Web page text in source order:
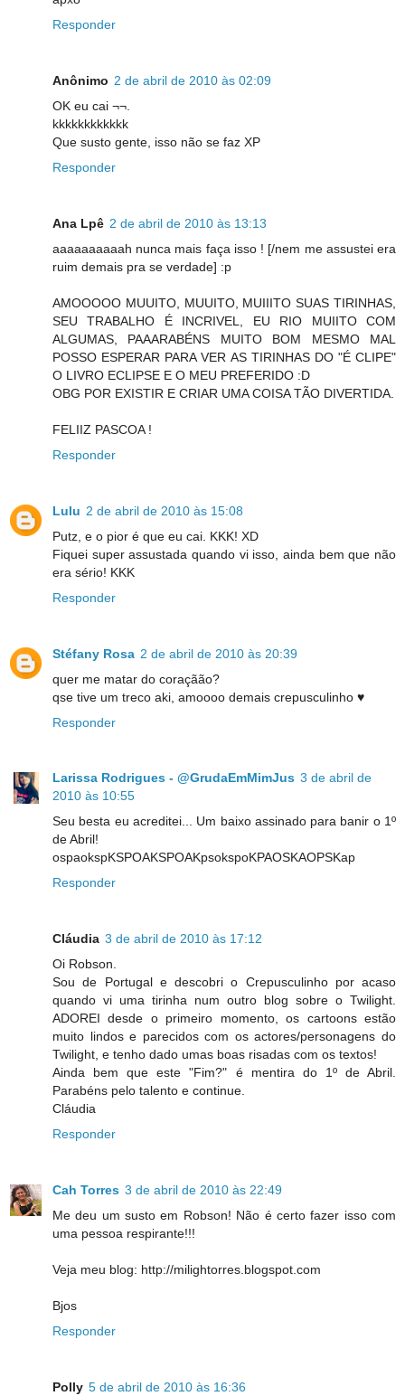
Responder
Anônimo 2 de abril de 2010 às 02:09
OK eu cai ¬¬.
kkkkkkkkkkkk
Que susto gente, isso não se faz XP
Responder
Ana Lpê 2 de abril de 2010 às 13:13
aaaaaaaaaah nunca mais faça isso ! [/nem me assustei era
ruim demais pra se verdade] :p
AMOOOOO MUUITO, MUUITO, MUIIITO SUAS TIRINHAS,
SEU TRABALHO É INCRIVEL, EU RIO MUIITO COM
ALGUMAS, PAAARABÉNS MUITO BOM MESMO MAL
POSSO ESPERAR PARA VER AS TIRINHAS DO "É CLIPE"
O LIVRO ECLIPSE E O MEU PREFERIDO :D
OBG POR EXISTIR E CRIAR UMA COISA TÃO DIVERTIDA.
FELIIZ PASCOA !
Responder
Lulu 2 de abril de 2010 às 15:08
Putz, e o pior é que eu cai. KKK! XD
Fiquei super assustada quando vi isso, ainda bem que não
era sério! KKK
Responder
Stéfany Rosa 2 de abril de 2010 às 20:39
quer me matar do coraçãão?
qse tive um treco aki, amoooo demais crepusculinho ♥
Responder
Larissa Rodrigues - @GrudaEmMimJus 3 de abril de
2010 às 10:55
Seu besta eu acreditei... Um baixo assinado para banir o 1º
de Abril!
ospaokspKSPOAKSPOAKpsokspoKPAOSKAOPSKap
Responder
Cláudia 3 de abril de 2010 às 17:12
Oi Robson.
Sou de Portugal e descobri o Crepusculinho por acaso
quando vi uma tirinha num outro blog sobre o Twilight.
ADOREI desde o primeiro momento, os cartoons estão
muito lindos e parecidos com os actores/personagens do
Twilight, e tenho dado umas boas risadas com os textos!
Ainda bem que este "Fim?" é mentira do 1º de Abril.
Parabéns pelo talento e continue.
Cláudia
Responder
Cah Torres 3 de abril de 2010 às 22:49
Me deu um susto em Robson! Não é certo fazer isso com
uma pessoa respirante!!!
Veja meu blog: http://milightorres.blogspot.com
Bjos
Responder
Polly 5 de abril de 2010 às 16:36